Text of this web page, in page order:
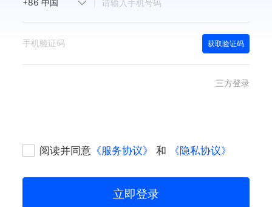
获取验证码
三方登录
阅读并同意 《服务协议》 和 《隐私协议》
立即登录